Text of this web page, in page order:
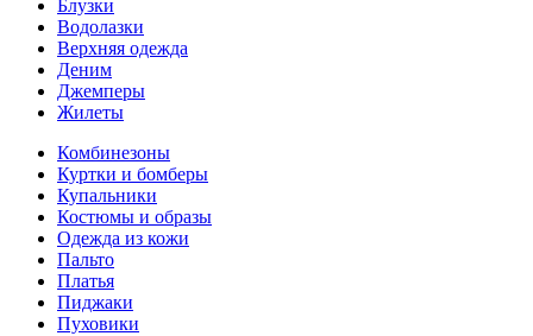
Блузки
Водолазки
Верхняя одежда
Деним
Джемперы
Жилеты
Комбинезоны
Куртки и бомберы
Купальники
Костюмы и образы
Одежда из кожи
Пальто
Платья
Пиджаки
Пуховики